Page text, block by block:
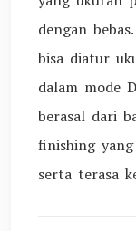
dengan
bisa diatur
dalam mode
berasal dari
finishing
serta terasa